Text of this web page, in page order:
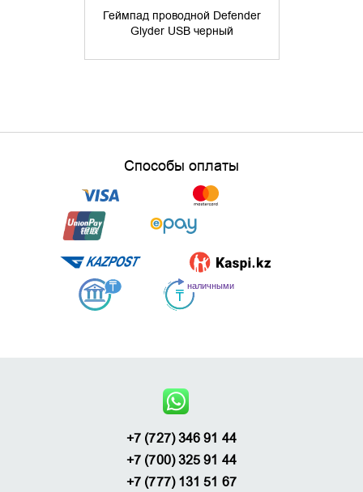
Геймпад проводной Defender
Glyder USB черный
Способы оплаты
+7 (727) 346 91 44
+7 (700) 325 91 44
+7 (777) 131 51 67